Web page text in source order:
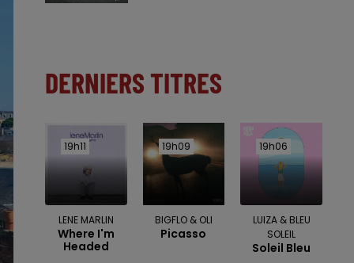
DERNIERS TITRES
19h11
19h11
LENE MARLIN
Where I'm
Headed
19h09
19h09
BIGFLO & OLI
Picasso
19h06
19h06
LUIZA & BLEU
SOLEIL
Soleil Bleu